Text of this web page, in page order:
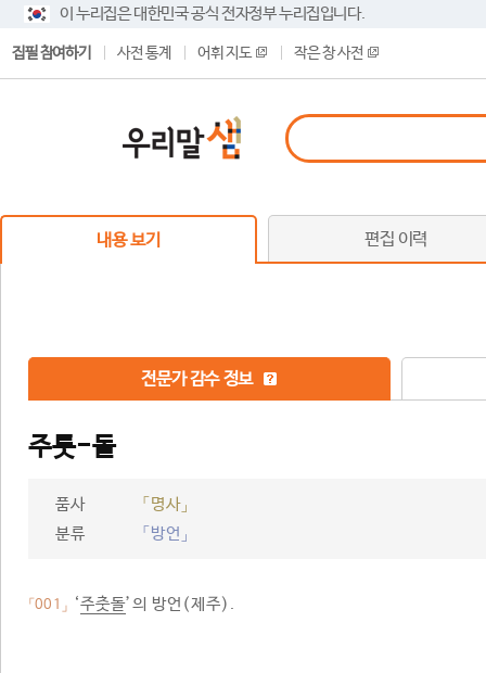
이 누리집은 대한민국 공식 전자정부 누리집입니다.
집필 참여하기 사전 통계 어휘 지도 작은 창 사전
내용 보기 편집 이력
전문가 감수 정보
주툿-돌
품사
「명사」
분류
「방언」
「001」 ‘주춧돌’의 방언(제주).